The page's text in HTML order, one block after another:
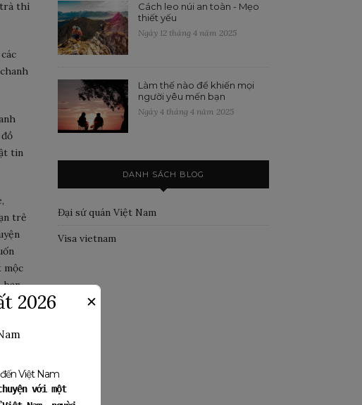
trà thì
tin
trẻ
mộc
bạn
để
Cách leo núi an toàn - Mẹo
thiết yếu
Ngày 12 tháng 4 năm 2025
Làm thế nào để khiến mọi
người yêu mến bạn
Ngày 4 tháng 4 năm 2025
DANH SÁCH BLOG
Đại sứ quán Việt Nam
Visa vietnam
2026 ✕
Việt Nam
với một